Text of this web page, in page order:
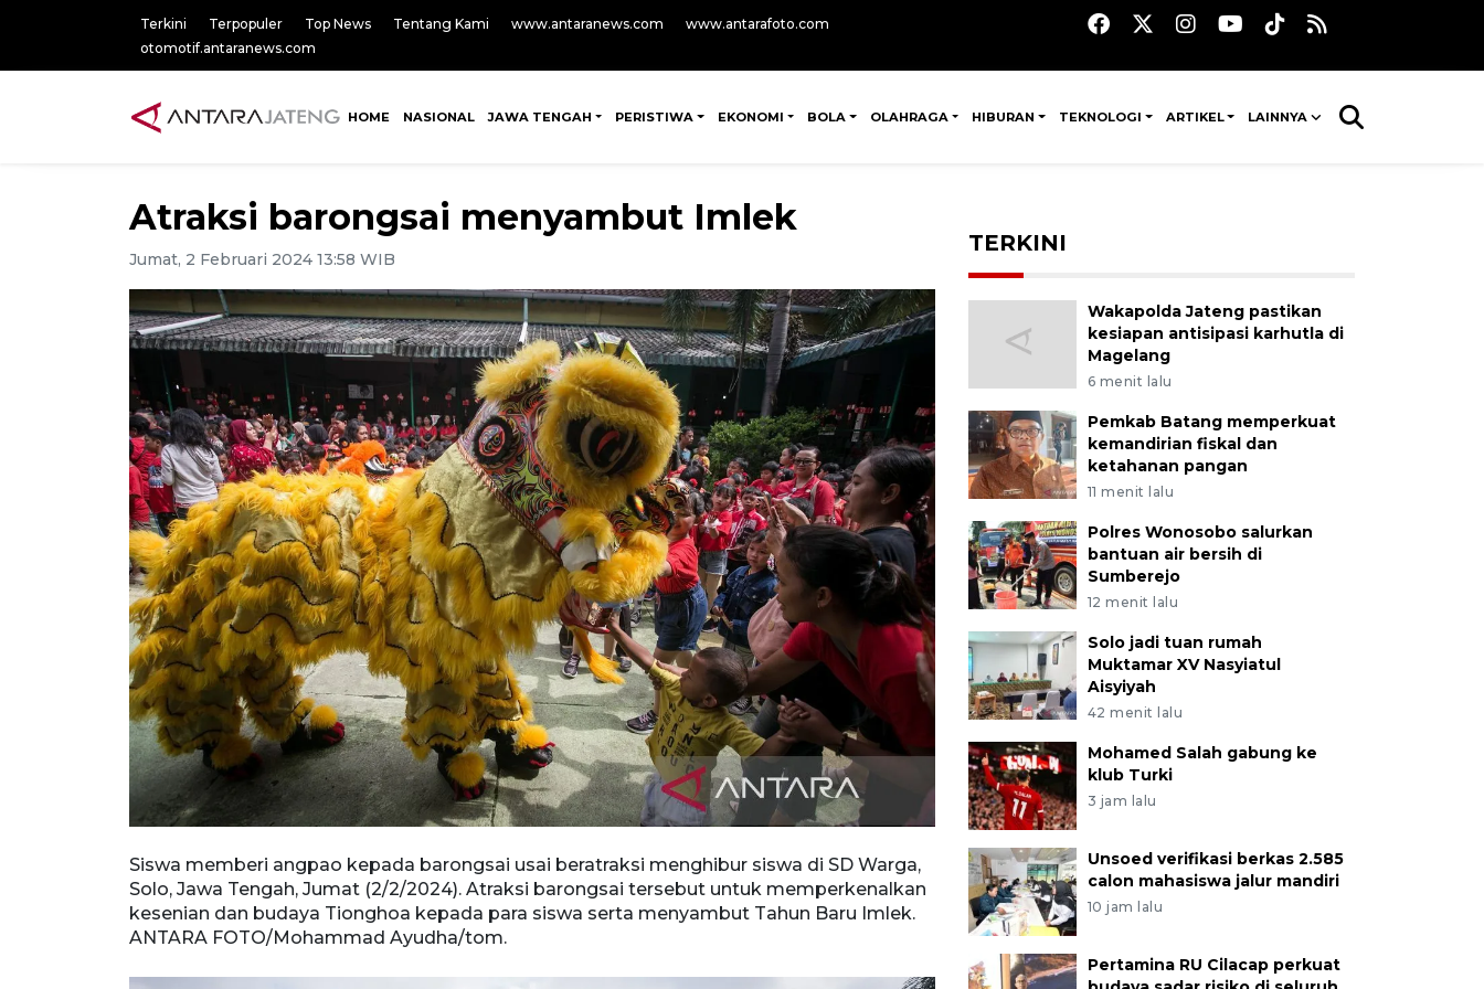
Terkini Terpopuler Top News Tentang Kami www.antaranews.com
www.antarafoto.com
otomotif.antaranews.com
HOME NASIONAL JAWA TENGAH PERISTIWA EKONOMI BOLA OLAHRAGA HIBURAN TEKNOLOGI ARTIKEL LAINNYA
Atraksi barongsai menyambut Imlek
Jumat, 2 Februari 2024 13:58 WIB
Siswa memberi angpao kepada barongsai usai beratraksi menghibur siswa di SD Warga,
Solo, Jawa Tengah, Jumat (2/2/2024). Atraksi barongsai tersebut untuk memperkenalkan
kesenian dan budaya Tionghoa kepada para siswa serta menyambut Tahun Baru Imlek.
ANTARA FOTO/Mohammad Ayudha/tom.
TERKINI
Wakapolda Jateng pastikan
kesiapan antisipasi karhutla di
Magelang
6 menit lalu
Pemkab Batang memperkuat
kemandirian fiskal dan
ketahanan pangan
11 menit lalu
Polres Wonosobo salurkan
bantuan air bersih di
Sumberejo
12 menit lalu
Solo jadi tuan rumah
Muktamar XV Nasyiatul
Aisyiyah
42 menit lalu
Mohamed Salah gabung ke
klub Turki
3 jam lalu
Unsoed verifikasi berkas 2.585
calon mahasiswa jalur mandiri
10 jam lalu
Pertamina RU Cilacap perkuat